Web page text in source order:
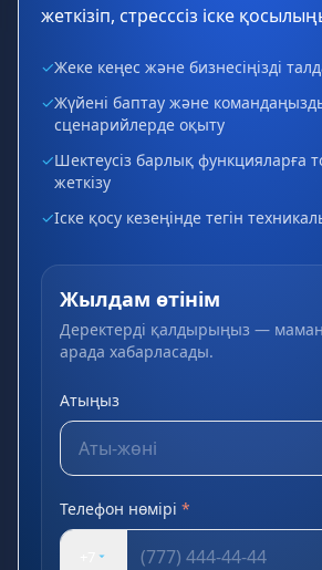
жеткізіп, стресссіз іске
✓Жеке кеңес және бизнесіңізді
✓Жүйені баптау және
сценарийлерде оқыту
✓Шектеусіз барлық функцияларға
жеткізу
✓Іске қосу кезеңінде тегін
Жылдам өтінім
Деректерді қалдырыңыз —
арада хабарласады.
Атыңыз
Телефон нөмірі *